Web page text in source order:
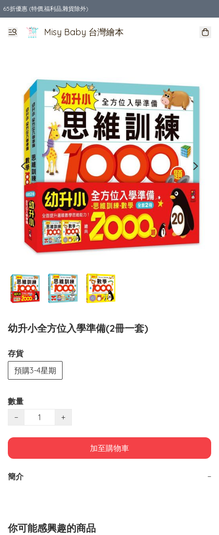
65折優惠 (特價,福利品,雜貨除外)
全店購物滿$550，免運費
Misy Baby 台灣繪本
幼升小全方位入學準備(2冊一套)
存貨
預購3-4星期
數量
−
+
加至購物車
簡介 −
你可能感興趣的商品